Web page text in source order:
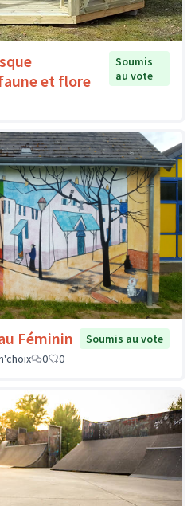
et flore
Soumis
au vote
Féminin
Soumis au vote
0 0